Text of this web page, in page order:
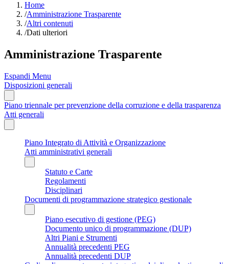
Home
/Amministrazione Trasparente
/Altri contenuti
/Dati ulteriori
Amministrazione Trasparente
Espandi Menu
Disposizioni generali
Piano triennale per prevenzione della corruzione e della trasparenza
Atti generali
Piano Integrato di Attività e Organizzazione
Atti amministrativi generali
Statuto e Carte
Regolamenti
Disciplinari
Documenti di programmazione strategico gestionale
Piano esecutivo di gestione (PEG)
Documento unico di programmazione (DUP)
Altri Piani e Strumenti
Annualità precedenti PEG
Annualità precedenti DUP